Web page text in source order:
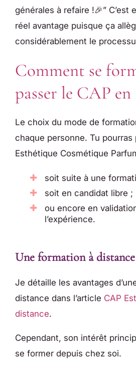
générales à refaire !🎉” C’est
réel avantage puisque ça
considérablement le
Comment se
passer le CAP en
Le choix du mode de
chaque personne. Tu pourras
Esthétique Cosmétique
soit suite à une
soit en candidat libre ;
ou encore en
l’expérience.
Une formation à distance
Je détaille les avantages
distance dans l’article CAP
distance.
Cependant, son intérêt
se former depuis chez soi.